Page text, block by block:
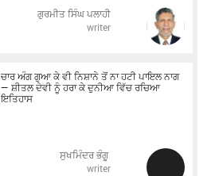
ਗੁਰਮੀਤ ਸਿੰਘ ਪਲਾਹੀ
writer
ਚਾਰ ਅੰਗ ਗੁਆ ਕੇ ਵੀ ਨਿਸ਼ਾਨੇ ਤੋਂ ਨਾ ਹਟੀ ਪਾਇਲ ਨਾਗ
— ਸ਼ੀਤਲ ਦੇਵੀ ਨੂੰ ਹਰਾ ਕੇ ਦੁਨੀਆ ਵਿੱਚ ਰਚਿਆ
ਇਤਿਹਾਸ
ਸੁਖਮਿੰਦਰ ਭੰਗੂ
writer